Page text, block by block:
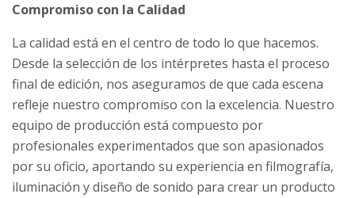
Compromiso con la Calidad
La calidad está en el centro de todo lo que hacemos.
Desde la selección de los intérpretes hasta el proceso
final de edición, nos aseguramos de que cada escena
refleje nuestro compromiso con la excelencia. Nuestro
equipo de producción está compuesto por
profesionales experimentados que son apasionados
por su oficio, aportando su experiencia en filmografía,
iluminación y diseño de sonido para crear un producto